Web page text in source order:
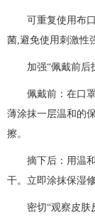
可重复使用布口
菌,避免使用刺激性
加强“佩戴前后
佩戴前：在口罩
薄涂抹一层温和的
擦。
摘下后：用温和
干。立即涂抹保湿
密切“观察皮肤